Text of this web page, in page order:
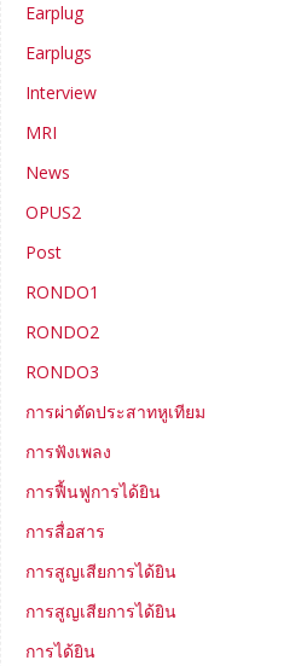
Earplug
Earplugs
Interview
MRI
News
OPUS2
Post
RONDO1
RONDO2
RONDO3
การผ่าตัดประสาทหูเทียม
การฟังเพลง
การฟื้นฟูการได้ยิน
การสื่อสาร
การสูญเสียการได้ยิน
การสูญเสียการได้ยิน
การได้ยิน